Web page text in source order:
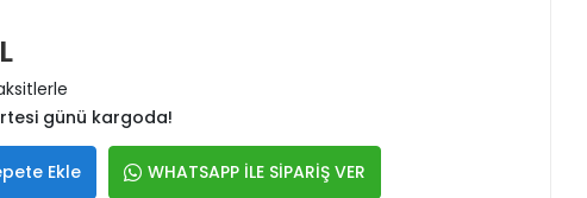
günü kargoda!
Ekle WHATSAPP İLE SİPARİŞ VER